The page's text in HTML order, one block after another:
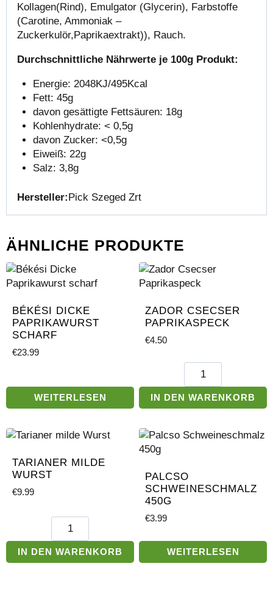
Kollagen(Rind), Emulgator (Glycerin), Farbstoffe
(Carotine, Ammoniak –
Zuckerkulör,Paprikaextrakt)), Rauch.
Durchschnittliche Nährwerte je 100g Produkt:
Energie: 2048KJ/495Kcal
Fett: 45g
davon gesättigte Fettsäuren: 18g
Kohlenhydrate: < 0,5g
davon Zucker: <0,5g
Eiweiß: 22g
Salz: 3,8g
Hersteller: Pick Szeged Zrt
ÄHNLICHE PRODUKTE
BÉKÉSI DICKE
PAPRIKAWURST
SCHARF
€23.99
WEITERLESEN
ZADOR CSECSER
PAPRIKASPECK
€4.50
Zador
Csecser
Paprikaspeck
Menge
IN DEN WARENKORB
TARIANER MILDE
WURST
€9.99
Tarianer
Wurst
Menge
IN DEN WARENKORB
PALCSO
SCHWEINESCHMALZ
450G
€3.99
WEITERLESEN